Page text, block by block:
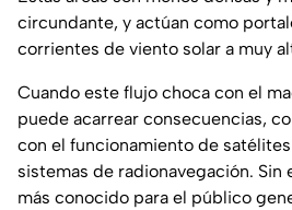
circundante, y actúan como
corrientes de viento solar a muy
Cuando este flujo choca con el
puede acarrear consecuencias,
con el funcionamiento de
sistemas de radionavegación. Sin
más conocido para el público